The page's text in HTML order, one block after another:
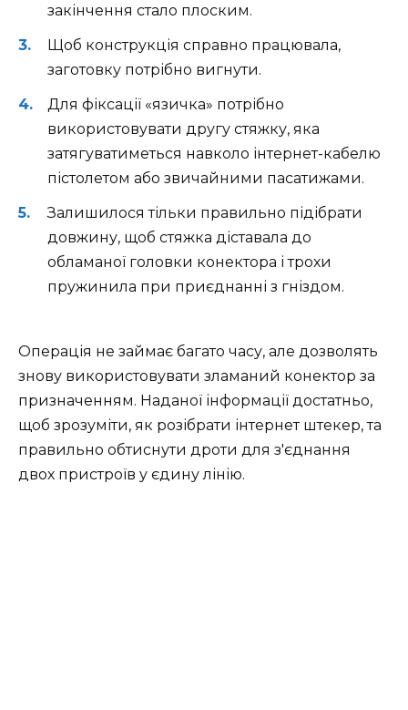
закінчення стало плоским.
Щоб конструкція справно працювала,
заготовку потрібно вигнути.
Для фіксації «язичка» потрібно
використовувати другу стяжку, яка
затягуватиметься навколо інтернет-кабелю
пістолетом або звичайними пасатижами.
Залишилося тільки правильно підібрати
довжину, щоб стяжка діставала до
обламаної головки конектора і трохи
пружинила при приєднанні з гніздом.
Операція не займає багато часу, але дозволять
знову використовувати зламаний конектор за
призначенням. Наданої інформації достатньо,
щоб зрозуміти, як розібрати інтернет штекер, та
правильно обтиснути дроти для з'єднання
двох пристроїв у єдину лінію.